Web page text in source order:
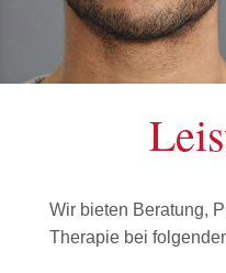
Wir bieten Beratung,
Therapie bei